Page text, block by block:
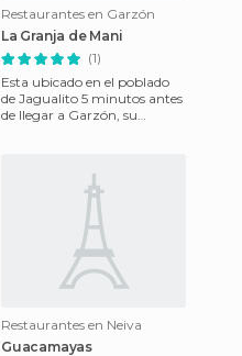
Restaurantes en Garzón
La Granja de Mani
(1)
Esta ubicado en el poblado
de Jagualito 5 minutos antes
de llegar a Garzón, su
Restaurantes en Neiva
Guacamayas